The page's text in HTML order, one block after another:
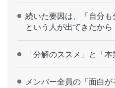
続いた要因は、「自分も
という人が出てきたから
「分解のススメ」と「
メンバー全員の「面白